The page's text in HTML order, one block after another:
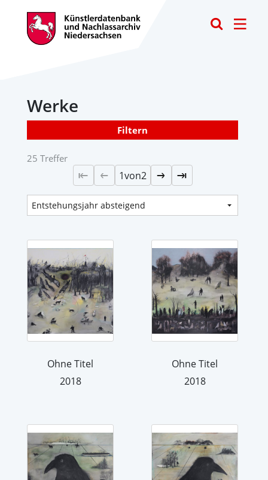
Werke
Filtern
25 Treffer
1von2
Ohne Titel
2018
Ohne Titel
2018